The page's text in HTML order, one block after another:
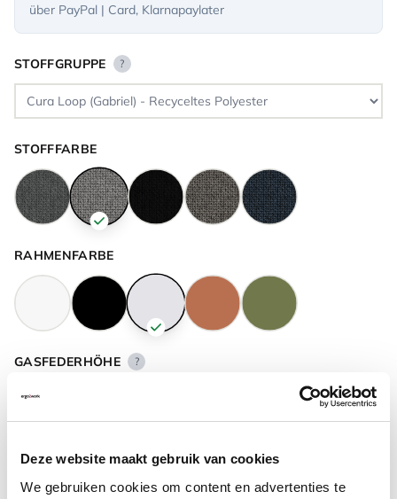
Deze website maakt gebruik van cookies
We gebruiken cookies om content en advertenties te
über PayPal | Card, Klarnapaylater
STOFFGRUPPE ?
STOFFFARBE
RAHMENFARBE
GASFEDERHÖHE ?